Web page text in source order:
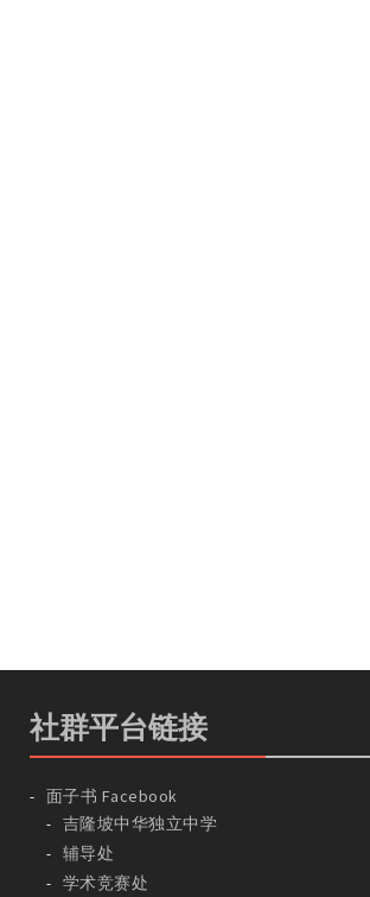
社群平台链接
面子书 Facebook
吉隆坡中华独立中学
辅导处
学术竞赛处